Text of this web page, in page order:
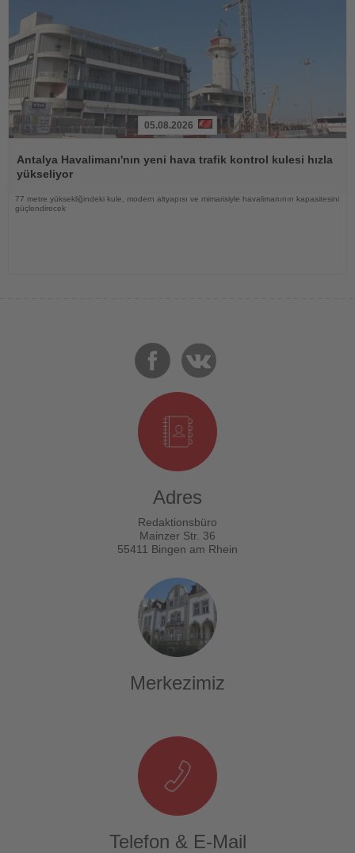
Oku
05.08.2026
Antalya Havalimanı'nın yeni hava trafik kontrol kulesi hızla
yükseliyor
77 metre yüksekliğindeki kule, modern altyapısı ve mimarisiyle havalimanının kapasitesini
güçlendirecek
Adres
Redaktionsbüro
Mainzer Str. 36
55411 Bingen am Rhein
Merkezimiz
Telefon & E-Mail